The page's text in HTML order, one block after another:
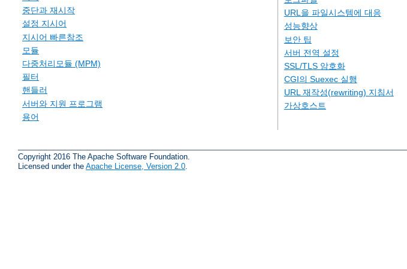
중단과 재시작
설정 지시어
지시어 빠른참조
모듈
다중처리모듈 (MPM)
필터
핸들러
서버와 지원 프로그램
용어
URL을 파일시스템에 대응
성능향상
보안 팁
서버 전역 설정
SSL/TLS 암호화
CGI의 Suexec 실행
URL 재작성(rewriting) 지침서
가상호스트
Copyright 2016 The Apache Software Foundation.
Licensed under the Apache License, Version 2.0